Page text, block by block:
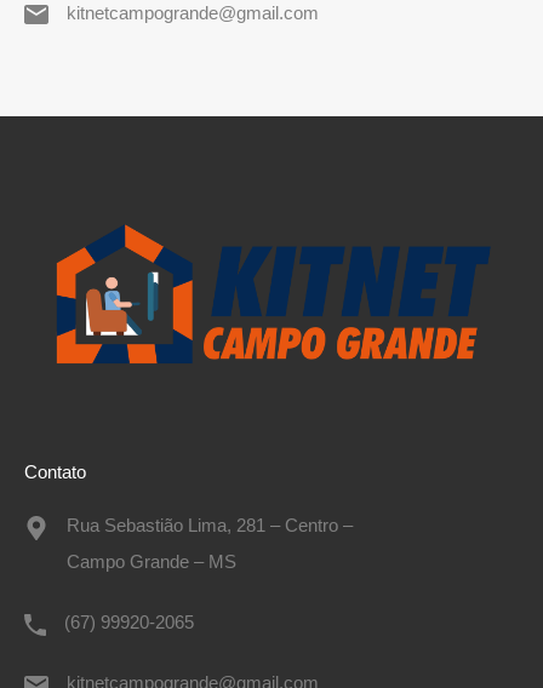
kitnetcampogrande@gmail.com
Contato
Rua Sebastião Lima, 281 – Centro –
Campo Grande – MS
(67) 99920-2065
kitnetcampogrande@gmail.com